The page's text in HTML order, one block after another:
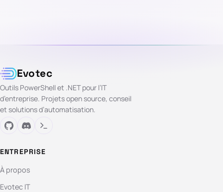
Evotec
Outils PowerShell et .NET pour l’IT
d’entreprise. Projets open source, conseil
et solutions d’automatisation.
ENTREPRISE
À propos
Evotec IT